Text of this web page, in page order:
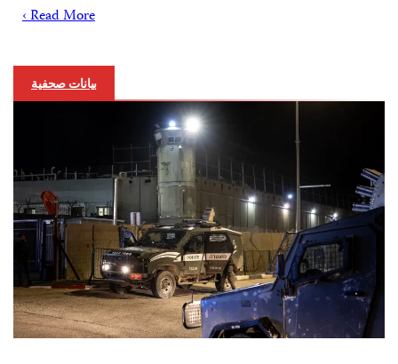
Read More ›
بيانات صحفية